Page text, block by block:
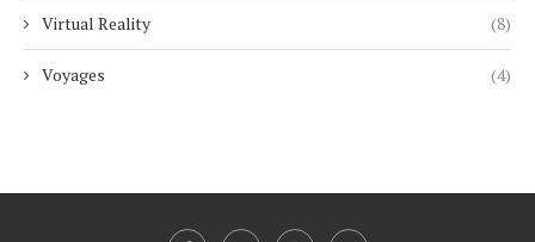
Virtual Reality (8)
Voyages (4)